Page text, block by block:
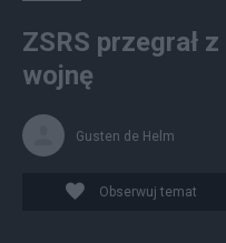
ZSRS przegrał
wojnę
Gusten de Helm
Obserwuj temat